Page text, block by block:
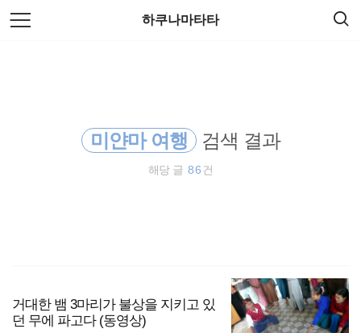
본
문
하쿠나마타타
미얀마 여행 검색 결과
해당 글 86 건
거대한 뱀 3마리가 불상을 지키고 있
던 무에 파고다 (동영상)
색
바람처럼
세계일주